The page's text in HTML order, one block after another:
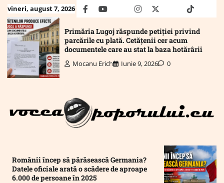
Skip
to
content
vineri, august 7, 2026 facebookyoutubeMailinstagram
twitter truthtiktok
Primăria Lugoj răspunde petiției privind
parcările cu plată. Cetățenii cer acum
documentele care au stat la baza hotărârii
Mocanu Erich Iunie 9, 2026 0
Românii încep să părăsească Germania?
Datele oficiale arată o scădere de aproape
6.000 de persoane în 2025